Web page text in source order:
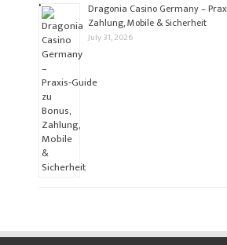
Dragonia Casino Germany –
Zahlung, Mobile & Sicherheit
July 31, 2026